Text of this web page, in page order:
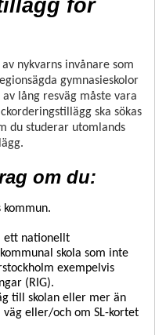
för
nykvarns invånare som
gymnasieskolor
lång resväg måste vara
ska sökas
du studerar utomlands
om du:
kommun.
ett nationellt
skola som inte
exempelvis
(RIG).
till skolan eller mer än
eller/och om SL-kortet